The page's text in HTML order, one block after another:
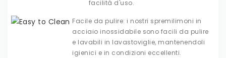
facilità d'uso.
Facile da pulire: i nostri spremilimoni in
acciaio inossidabile sono facili da pulire
e lavabili in lavastoviglie, mantenendoli
igienici e in condizioni eccellenti.